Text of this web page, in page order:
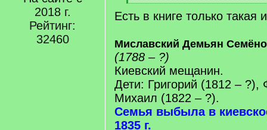
2018 г.
Рейтинг:
32460
[
/
Есть в книге только
Миславский Демьян
(1788 – ?)
Киевский мещанин.
Дети: Григорий (1812 – ?),
Михаил (1822 – ?).
Семья выбыла в
1835 г.